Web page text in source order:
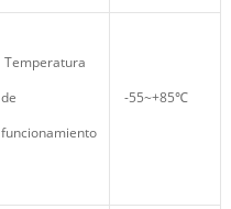
Temperatura
de
funcionamiento
-55~+85℃